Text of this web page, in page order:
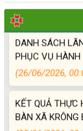
KẾT QUẢ THỰC
KRÔNG BÚK 06
DANH SÁCH
PHỤC VỤ HÀNH
(26/06/2026,
KẾT QUẢ THỰC
BÀN XÃ KRÔNG
(25/06/2026,